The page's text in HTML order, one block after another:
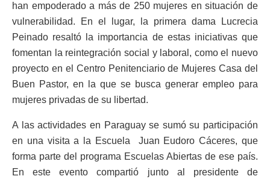
han empoderado a más de 250 mujeres en situación de
vulnerabilidad. En el lugar, la primera dama Lucrecia
Peinado resaltó la importancia de estas iniciativas que
fomentan la reintegración social y laboral, como el nuevo
proyecto en el Centro Penitenciario de Mujeres Casa del
Buen Pastor, en la que se busca generar empleo para
mujeres privadas de su libertad.
A las actividades en Paraguay se sumó su participación
en una visita a la Escuela Juan Eudoro Cáceres, que
forma parte del programa Escuelas Abiertas de ese país.
En este evento compartió junto al presidente de